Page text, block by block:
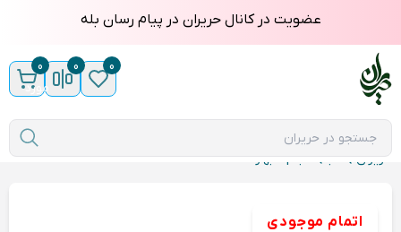
عضویت در کانال حریران در پیام رسان بله
0
0
0
مورد
حریران عبا عبا vip بهارا
اتمام موجودی